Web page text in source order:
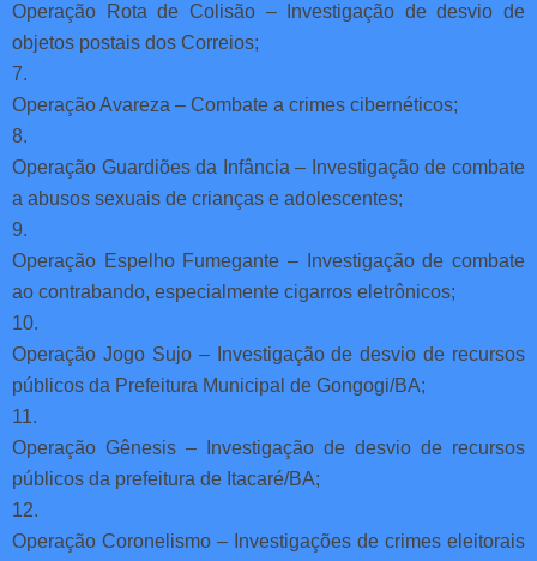
Operação Rota de Colisão – Investigação de desvio de
objetos postais dos Correios;
7.
Operação Avareza – Combate a crimes cibernéticos;
8.
Operação Guardiões da Infância – Investigação de combate
a abusos sexuais de crianças e adolescentes;
9.
Operação Espelho Fumegante – Investigação de combate
ao contrabando, especialmente cigarros eletrônicos;
10.
Operação Jogo Sujo – Investigação de desvio de recursos
públicos da Prefeitura Municipal de Gongogi/BA;
11.
Operação Gênesis – Investigação de desvio de recursos
públicos da prefeitura de Itacaré/BA;
12.
Operação Coronelismo – Investigações de crimes eleitorais